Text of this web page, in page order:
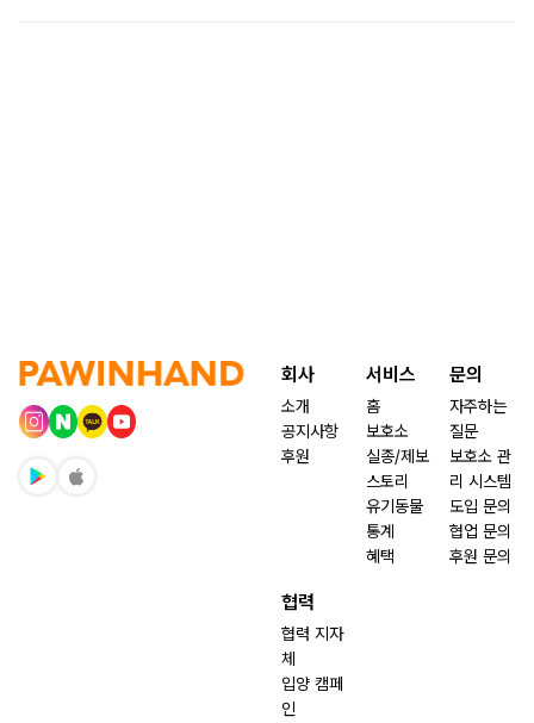
회사
소개
공지사항
후원
서비스
홈
보호소
실종/제보
스토리
유기동물
통계
혜택
문의
자주하는
질문
보호소 관
리 시스템
도입 문의
협업 문의
후원 문의
협력
협력 지자
체
입양 캠페
인